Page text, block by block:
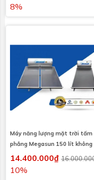
8%
Máy năng lượng mặt trời tấm
phẳng Megasun 150 lít không
áp
14.400.000₫
10%